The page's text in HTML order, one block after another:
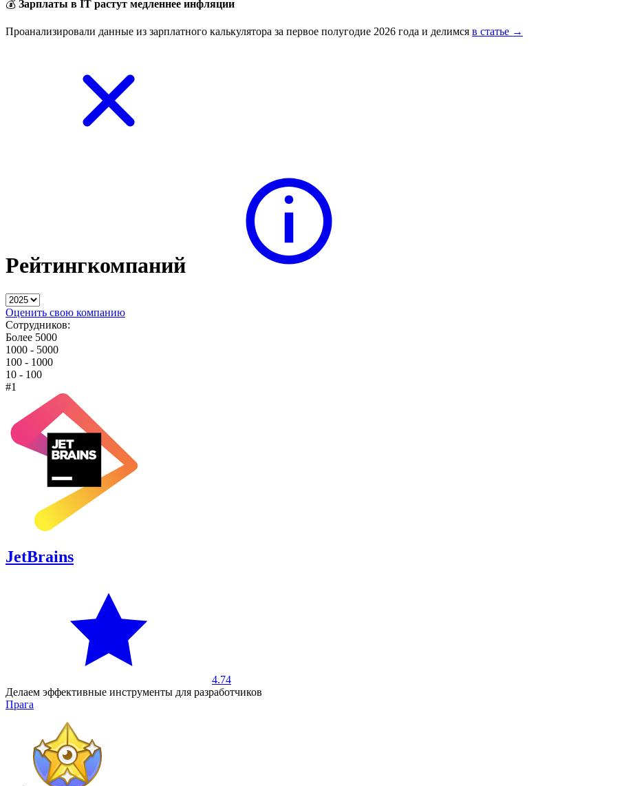
💰 Зарплаты в IT растут медленнее инфляции
Проанализировали данные из зарплатного калькулятора за первое полугодие 2026 года и делимся в статье →
Рейтингкомпаний
Оценить свою компанию
Сотрудников:
Более 5000
1000 - 5000
100 - 1000
10 - 100
#1
JetBrains
4.74
Делаем эффективные инструменты для разработчиков
Прага